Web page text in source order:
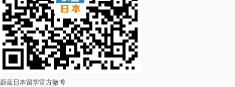
蔚蓝日本留学官方微博